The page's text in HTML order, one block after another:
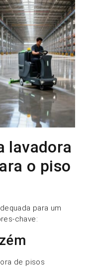
lavadora
o piso
para um
chave:
de pisos